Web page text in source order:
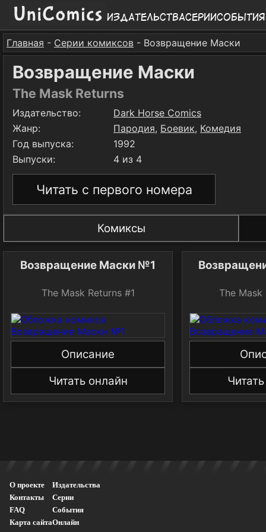
ИздательстваСерииСобытия
Главная - Серии комиксов - Возвращение Маски
Возвращение Маски
The Mask Returns
Издательство:
Dark Horse Comics
Жанр:
Пародия, Боевик, Комедия
Год выпуска:
1992
Выпуски:
4 из 4
Читать с первого номера
Комиксы
Возвращение Маски №1
The Mask Returns #1
Описание
Читать онлайн
The
О проекте
Контакты
FAQ
Карта сайта
Издательства
Серии
События
Онлайн